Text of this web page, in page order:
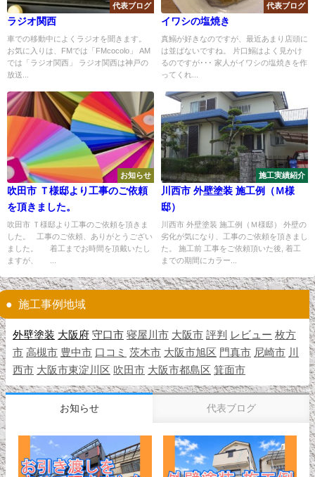
代表ブログ
ラジオ関西
車での移動中によくラジオを聞きます。
お気に入りは、FMでは「FMcocolo」 AM
では「ラジオ関西」 ラジオ関西は神戸の
放送...
代表ブログ
イワシの塩焼き
真鰯が好きなのですが、最近あまり店頭に
は並ばないですね。 片口鰯はよく見かけ
るのですが･･･ 家人がイワシの塩焼きを作
ってくれ...
お知らせ
吹田市 Ｔ様邸より工事のご依頼
を頂きました。
吹田市 Ｔ様邸より工事のご依頼を頂きま
した。 工事のご依頼、ありがとうござい
ました。 着工までお時間を頂戴いたし
ますが、 ...
施工実績紹介
川西市 外壁塗装 施工例（Ｍ様
邸）
川西市 外壁塗装 施工例（Ｍ様邸） 外壁の
劣化が気になり、工事のご依頼を頂きまし
た。 施工前 工事をご依頼頂いた後, 着工
までの期間にカラー...
施工事例地域
外壁塗装 大阪府 守口市 寝屋川市 大阪市 評判 レビュー 枚方
市 高槻市 豊中市 口コミ 茨木市 大阪市旭区 門真市 尼崎市
川
西市 大阪市東淀川区 吹田市 大阪市都島区 箕面市
お知らせ 代表ブログ